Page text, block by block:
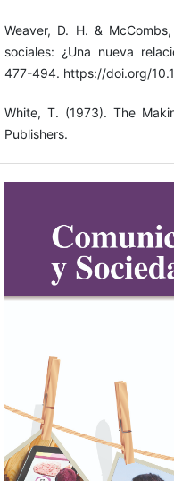
Weaver, D. H. &
sociales: ¿Una nueva
477-494. https://doi.org/
White, T. (1973). The
Publishers.